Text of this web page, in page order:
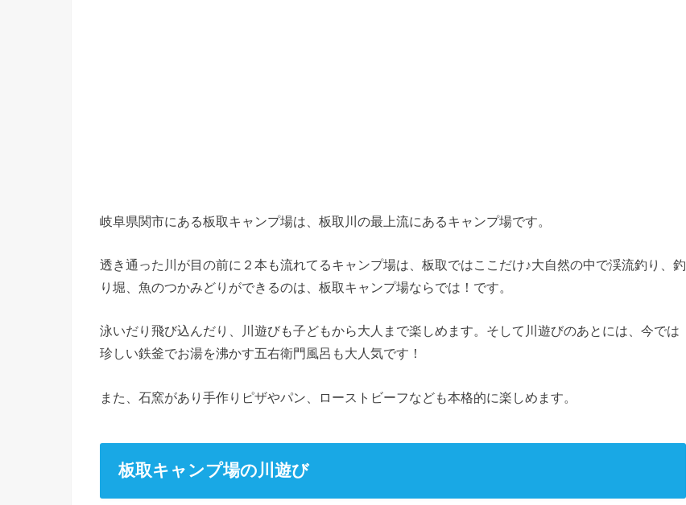
岐阜県関市にある板取キャンプ場は、板取川の最上流にあるキャンプ場です。
透き通った川が目の前に２本も流れてるキャンプ場は、板取ではここだけ♪大自然の中で渓流釣り、釣
り堀、魚のつかみどりができるのは、板取キャンプ場ならでは！です。
泳いだり飛び込んだり、川遊びも子どもから大人まで楽しめます。そして川遊びのあとには、今では
珍しい鉄釜でお湯を沸かす五右衛門風呂も大人気です！
また、石窯があり手作りピザやパン、ローストビーフなども本格的に楽しめます。
板取キャンプ場の川遊び